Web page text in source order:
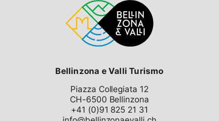
Bellinzona e Valli Turismo
Piazza Collegiata 12
CH-6500 Bellinzona